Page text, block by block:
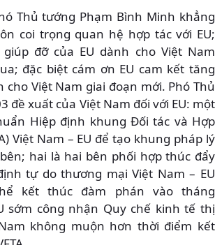
Thủ tướng Phạm Bình Minh khẳng
coi trọng quan hệ hợp tác với EU;
đỡ của EU dành cho Việt Nam
đặc biệt cám ơn EU cam kết tăng
Việt Nam giai đoạn mới. Phó Thủ
đề xuất của Việt Nam đối với EU: một
Hiệp định khung Đối tác và Hợp
Việt Nam – EU để tạo khung pháp lý
hai là hai bên phối hợp thúc đẩy
tự do thương mại Việt Nam – EU
kết thúc đàm phán vào tháng
sớm công nhận Quy chế kinh tế thị
không muộn hơn thời điểm kết